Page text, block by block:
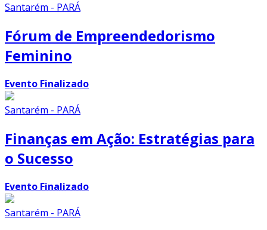
Santarém - PARÁ
Fórum de Empreendedorismo
Feminino
Evento Finalizado
Santarém - PARÁ
Finanças em Ação: Estratégias para
o Sucesso
Evento Finalizado
Santarém - PARÁ